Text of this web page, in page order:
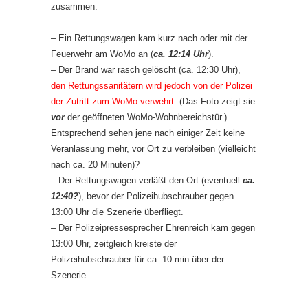
zusammen:
– Ein Rettungswagen kam kurz nach oder mit der
Feuerwehr am WoMo an (ca. 12:14 Uhr).
– Der Brand war rasch gelöscht (ca. 12:30 Uhr),
den Rettungssanitätern wird jedoch von der Polizei
der Zutritt zum WoMo verwehrt. (Das Foto zeigt sie
vorder geöffneten WoMo-Wohnbereichstür.)
Entsprechend sehen jene nach einiger Zeit keine
Veranlassung mehr, vor Ort zu verbleiben (vielleicht
nach ca. 20 Minuten)?
– Der Rettungswagen verläßt den Ort (eventuell ca.
12:40?), bevor der Polizeihubschrauber gegen
13:00 Uhr die Szenerie überfliegt.
– Der Polizeipressesprecher Ehrenreich kam gegen
13:00 Uhr, zeitgleich kreiste der
Polizeihubschrauber für ca. 10 min über der
Szenerie.